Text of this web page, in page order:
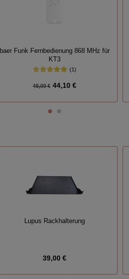
baer Funk Fernbedienung 868 MHz für
KT3
(1)
49,00 €44,10 €
Lupus Rackhalterung
39,00 €